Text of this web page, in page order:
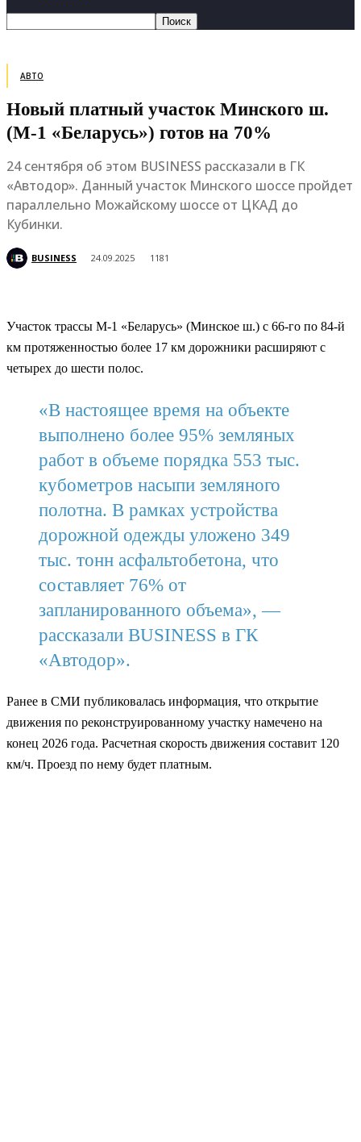
АВТО
Новый платный участок Минского ш.
(М-1 «Беларусь») готов на 70%
24 сентября об этом BUSINESS рассказали в ГК
«Автодор». Данный участок Минского шоссе пройдет
параллельно Можайскому шоссе от ЦКАД до
Кубинки.
BUSINESS 24.09.2025 1181
Участок трассы М-1 «Беларусь» (Минское ш.) с 66-го по 84-й
км протяженностью более 17 км дорожники расширяют с
четырех до шести полос.
«В настоящее время на объекте
выполнено более 95% земляных
работ в объеме порядка 553 тыс.
кубометров насыпи земляного
полотна. В рамках устройства
дорожной одежды уложено 349
тыс. тонн асфальтобетона, что
составляет 76% от
запланированного объема», —
рассказали BUSINESS в ГК
«Автодор».
Ранее в СМИ публиковалась информация, что открытие
движения по реконструированному участку намечено на
конец 2026 года. Расчетная скорость движения составит 120
км/ч. Проезд по нему будет платным.